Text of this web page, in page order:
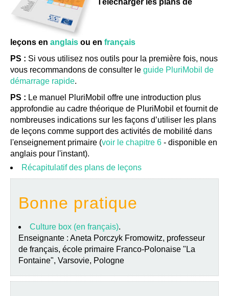
leçons en anglais ou en français
PS : Si vous utilisez nos outils pour la première fois, nous
vous recommandons de consulter le guide PluriMobil de
démarrage rapide.
PS : Le manuel PluriMobil offre une introduction plus
approfondie au cadre théorique de PluriMobil et fournit de
nombreuses indications sur les façons d’utiliser les plans
de leçons comme support des activités de mobilité dans
l'enseignement primaire (voir le chapitre 6 - disponible en
anglais pour l'instant).
Récapitulatif des plans de leçons
Bonne pratique
Culture box (en français).
Enseignante : Aneta Porczyk Fromowitz, professeur
de français, école primaire Franco-Polonaise "La
Fontaine", Varsovie, Pologne